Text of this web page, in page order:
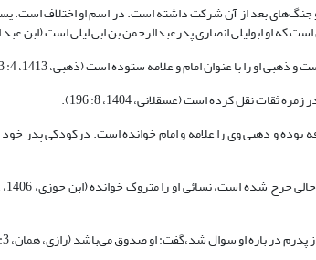
و درجنگ احد و جنگ‌های بعد از آن شرکت داشته است. در اسم او اختلاف
ابولیلی انصاری پدرعبدالرحمن بن ابی لیلی است (ابن عبد البر، 1412، 4:
او را با عنوان امام و علامه ستوده است (ذهبی، 1413، 4: 293).
ثقات نقل کرده است (عسقلانی، 1404، 8: 196).
بوده و ذهبی وی را علامه و امام خوانده است. درکودکی پدر
پدرم در باره او سوال شد،گفت: او صدوق می‌باشد (رازی، همان، 3: 24).